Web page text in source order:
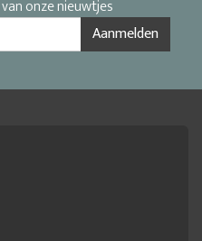
onze nieuwtjes
Aanmelden